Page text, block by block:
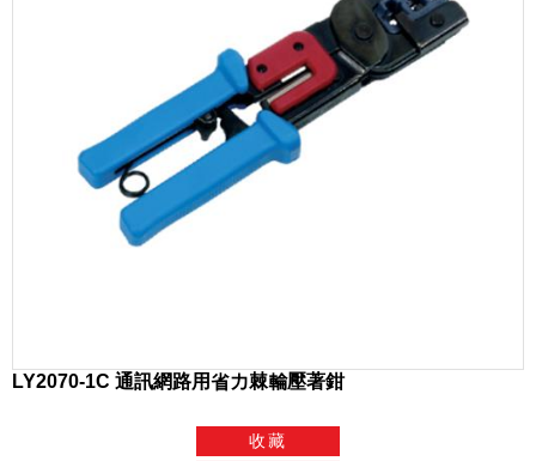
LY2070-1C 通訊網路用省力棘輪壓著鉗